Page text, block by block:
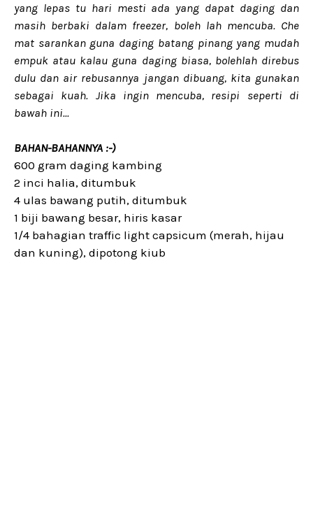
yang lepas tu hari mesti ada yang dapat daging dan
masih berbaki dalam freezer, boleh lah mencuba. Che
mat sarankan guna daging batang pinang yang mudah
empuk atau kalau guna daging biasa, bolehlah direbus
dulu dan air rebusannya jangan dibuang, kita gunakan
sebagai kuah. Jika ingin mencuba, resipi seperti di
bawah ini...
BAHAN-BAHANNYA :-)
600 gram daging kambing
2 inci halia, ditumbuk
4 ulas bawang putih, ditumbuk
1 biji bawang besar, hiris kasar
1/4 bahagian traffic light capsicum (merah, hijau
dan kuning), dipotong kiub